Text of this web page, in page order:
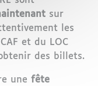
sur
les
et du LOC
des billets.
une fête